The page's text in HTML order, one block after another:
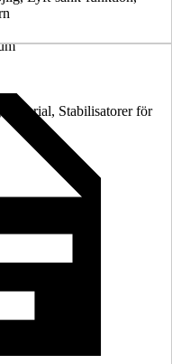
Stabilisatorer för